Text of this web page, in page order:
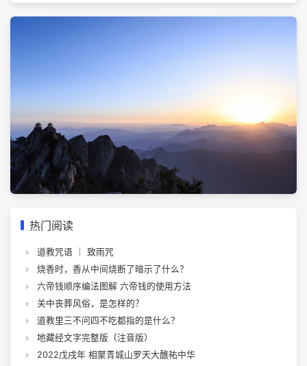
热门阅读
道教咒语 ｜ 致雨咒
烧香时，香从中间烧断了暗示了什么？
六帝钱顺序编法图解 六帝钱的使用方法
关中丧葬风俗，是怎样的？
道教里三不问四不吃都指的是什么？
地藏经文字完整版（注音版）
2022戊戌年 相聚青城山罗天大醮祐中华